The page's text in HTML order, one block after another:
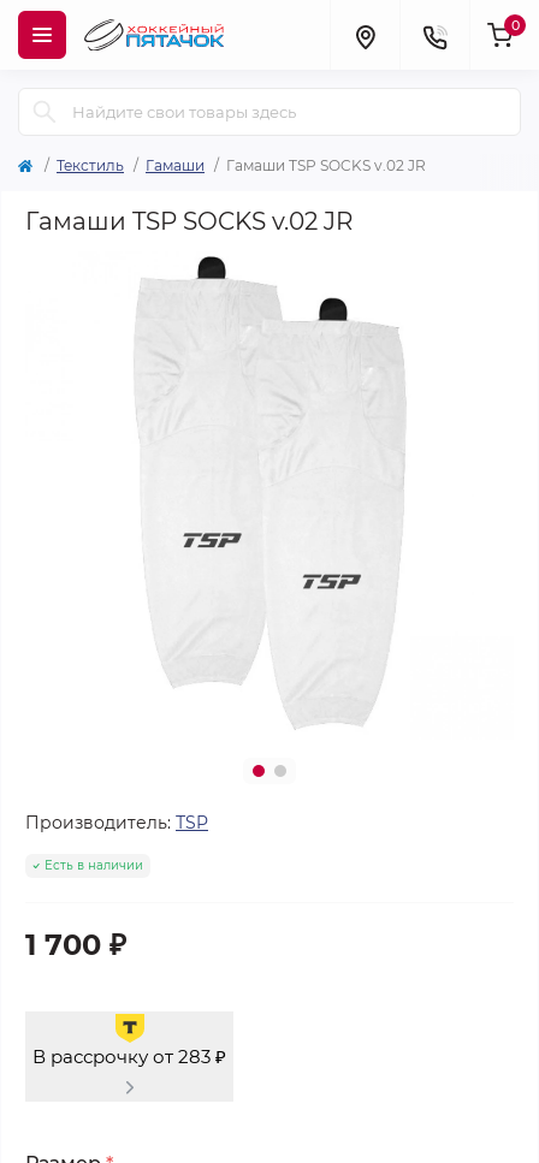
0
Текстиль Гамаши Гамаши TSP SOCKS v.02 JR
Гамаши TSP SOCKS v.02 JR
Производитель: ТSP
Есть в наличии
1 700 ₽
В рассрочку от 283 ₽